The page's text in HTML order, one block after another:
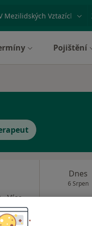
nemoc nebo příjmení
Pojištění
·Více
Dnes
6 Srpen